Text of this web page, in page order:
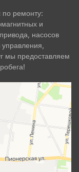
ремонту:
и
насосов
управления,
мы предоставляем